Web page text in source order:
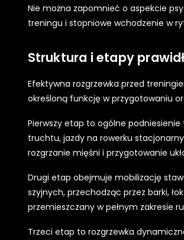
Nie można zapomnieć o aspekcie
treningu i stopniowe wchodzenie w
Struktura i etapy
Efektywna rozgrzewka przed
określoną funkcję w przygotowaniu
Pierwszy etap to ogólne
truchtu, jazdy na rowerku
rozgrzanie mięśni i przygotowanie
Drugi etap obejmuje mobilizację
szyjnych, przechodząc przez barki,
przemieszczany w pełnym zakresie
Trzeci etap to rozgrzewka